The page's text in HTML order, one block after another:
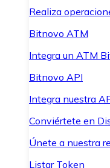
Realiza
Bitnovo ATM
Integra un ATM
Bitnovo API
Integra nuestra
Conviértete en
Únete a nuestra
Listar Token